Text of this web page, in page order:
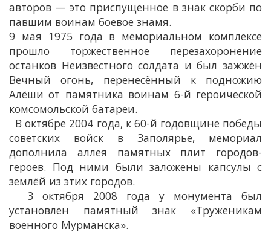
авторов — это приспущенное в знак скорби по
павшим воинам боевое знамя.
9 мая 1975 года в мемориальном комплексе
прошло торжественное перезахоронение
останков Неизвестного солдата и был зажжён
Вечный огонь, перенесённый к подножию
Алёши от памятника воинам 6-й героической
комсомольской батареи.
В октябре 2004 года, к 60-й годовщине победы
советских войск в Заполярье, мемориал
дополнила аллея памятных плит городов-
героев. Под ними были заложены капсулы с
землёй из этих городов.
3 октября 2008 года у монумента был
установлен памятный знак «Труженикам
военного Мурманска».